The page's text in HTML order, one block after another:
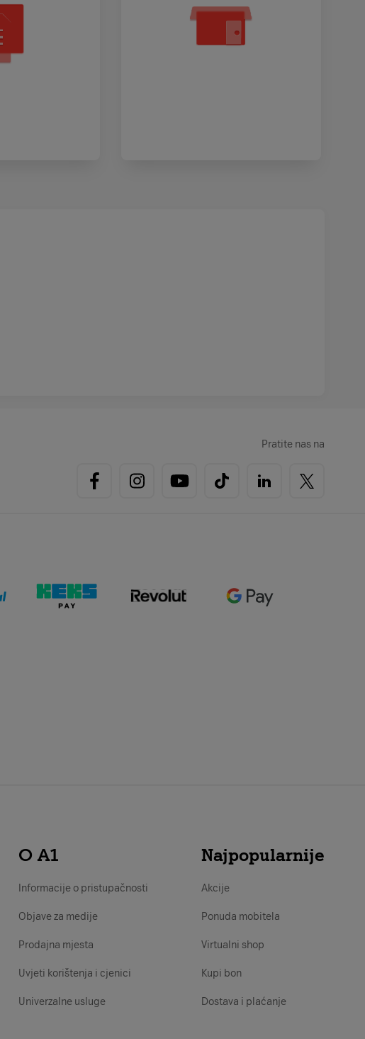
Pratite nas na
O A1
Informacije o pristupačnosti
Objave za medije
Prodajna mjesta
Uvjeti korištenja i cjenici
Univerzalne usluge
Najpopularnije
Akcije
Ponuda mobitela
Virtualni shop
Kupi bon
Dostava i plaćanje